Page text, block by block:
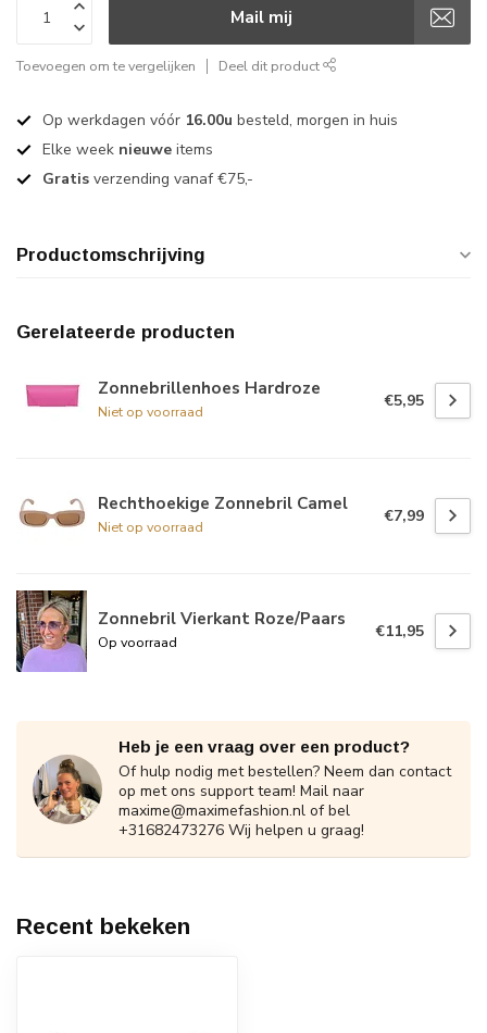
Mail mij
Toevoegen om te vergelijken Deel dit product
Op werkdagen vóór 16.00u besteld, morgen in huis
Elke week nieuwe items
Gratis verzending vanaf €75,-
Productomschrijving
Gerelateerde producten
Zonnebrillenhoes Hardroze
Niet op voorraad
€5,95
Rechthoekige Zonnebril Camel
Niet op voorraad
€7,99
Zonnebril Vierkant Roze/Paars
Op voorraad
€11,95
Heb je een vraag over een product?
Of hulp nodig met bestellen? Neem dan contact
op met ons support team! Mail naar
maxime@maximefashion.nl of bel
+31682473276 Wij helpen u graag!
Recent bekeken